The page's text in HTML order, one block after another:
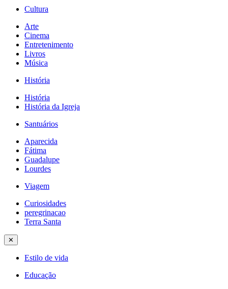
Cultura
Arte
Cinema
Entretenimento
Livros
Música
História
História
História da Igreja
Santuários
Aparecida
Fátima
Guadalupe
Lourdes
Viagem
Curiosidades
peregrinacao
Terra Santa
✕
Estilo de vida
Educação